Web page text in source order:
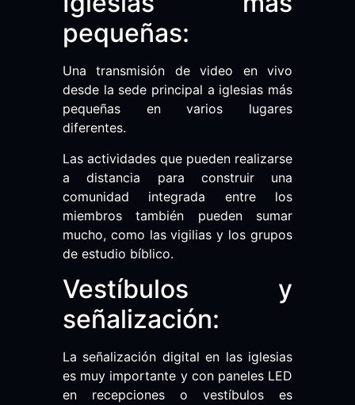
pequeñas:
Una transmisión de video en vivo
desde la sede principal a iglesias más
pequeñas en varios lugares
diferentes.
Las actividades que pueden realizarse
a distancia para construir una
comunidad integrada entre los
miembros también pueden sumar
mucho, como las vigilias y los grupos
de estudio bíblico.
Vestíbulos y
señalización:
La señalización digital en las iglesias
es muy importante y con paneles LED
en recepciones o vestíbulos es